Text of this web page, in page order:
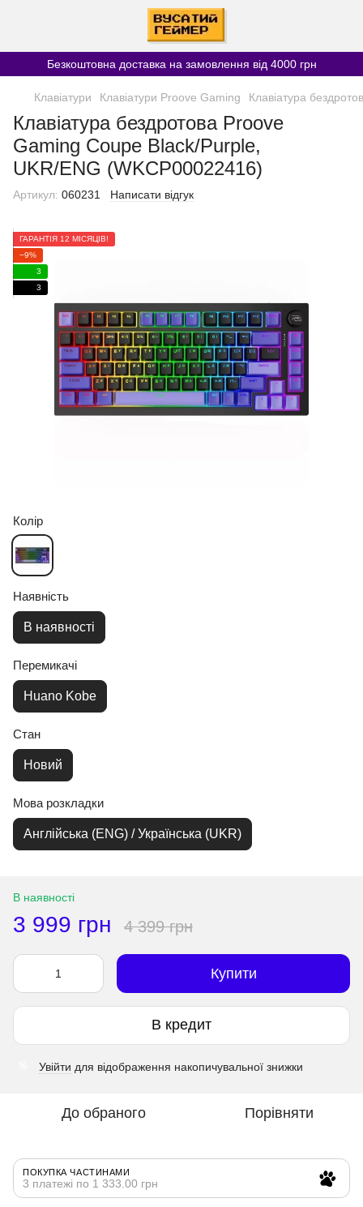
Безкоштовна доставка на замовлення від 4000 грн
Клавіатури Клавіатури Proove Gaming Клавіатура
Клавіатура бездротова Proove
Gaming Coupe Black/Purple,
UKR/ENG (WKCP00022416)
Артикул: 060231 Написати відгук
ГАРАНТІЯ 12 МІСЯЦІВ!
−9%
3
3
Колір
Наявність
В наявності
Перемикачі
Huano Kobe
Стан
Новий
Мова розкладки
Англійська (ENG) / Українська (UKR)
В наявності
3 999 грн 4 399 грн
Купити
В кредит
Увійти для відображення накопичувальної знижки
До обраного Порівняти
ПОКУПКА ЧАСТИНАМИ
3 платежі по 1 333.00 грн